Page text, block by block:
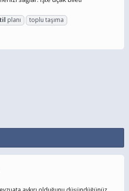
planı
toplu taşıma